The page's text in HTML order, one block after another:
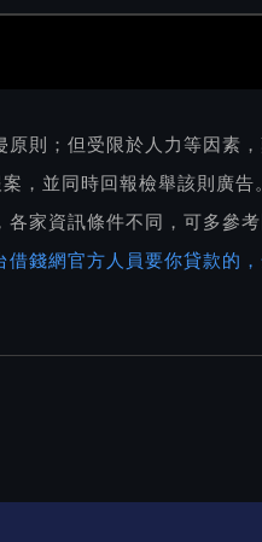
則；但受限於人力等因素，
，並同時回報檢舉該則廣告
家資訊條件不同，可多參考
借錢網官方人員要你貸款的